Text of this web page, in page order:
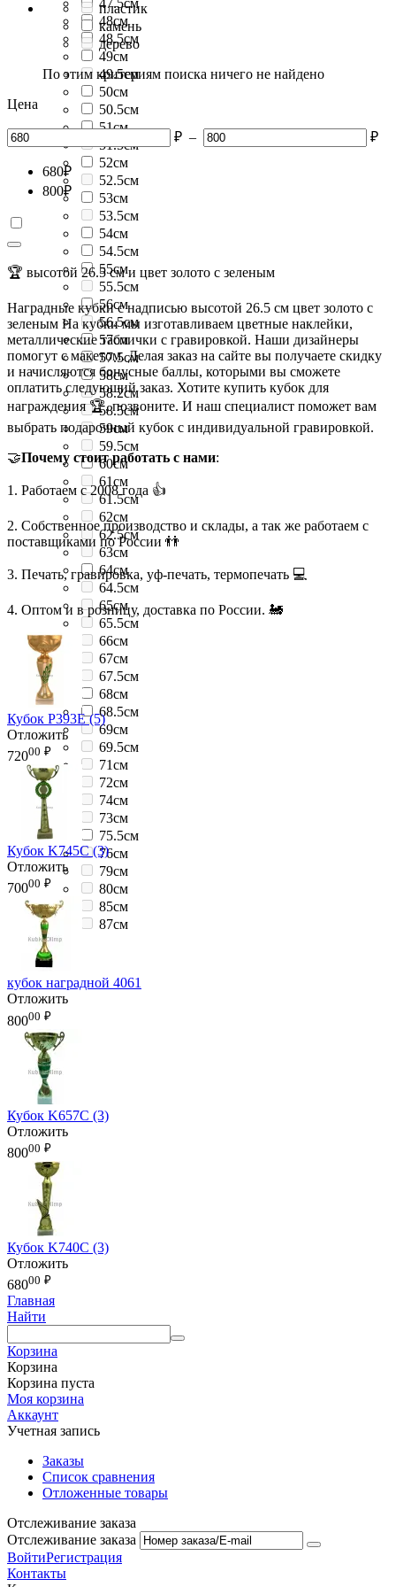
48см
48.5см
49см
49.5см
50см
50.5см
51см
51.5см
52см
52.5см
53см
53.5см
54см
54.5см
55см
55.5см
56см
56.5см
57см
57.5см
58см
58.2см
58.5см
59см
59.5см
60см
61см
61.5см
62см
62.5см
63см
64см
64.5см
65см
65.5см
66см
67см
67.5см
68см
68.5см
69см
69.5см
71см
72см
74см
73см
75.5см
76см
79см
80см
85см
87см
пластик
камень
дерево
По этим критериям поиска ничего не найдено
Цена
₽ – ₽
680₽
800₽
🏆 высотой 26.5 см и цвет золото с зеленым
Наградные кубки с надписью высотой 26.5 см цвет золото с
зеленым На кубки мы изготавливаем цветные наклейки,
металлические таблички с гравировкой. Наши дизайнеры
помогут с макетом. Делая заказ на сайте вы получаете скидку
и начисляются бонусные баллы, которыми вы сможете
оплатить следующий заказ. Хотите купить кубок для
награждения 🏆, позвоните. И наш специалист поможет вам
выбрать подарочный кубок с индивидуальной гравировкой.
🤝Почему стоит работать с нами:
1. Работаем с 2008 года 👍
2. Собственное производство и склады, а так же работаем с
поставщиками по России 👬
3. Печать, гравировка, уф-печать, термопечать 💻
4. Оптом и в розницу, доставка по России. 🚂
Кубок P393E (5)
Отложить
72000 ₽
Кубок K745C (3)
Отложить
70000 ₽
кубок наградной 4061
Отложить
80000 ₽
Кубок K657C (3)
Отложить
80000 ₽
Кубок K740C (3)
Отложить
68000 ₽
Главная
Найти
Корзина
Корзина
Корзина пуста
Моя корзина
Аккаунт
Учетная запись
Заказы
Список сравнения
Отложенные товары
Отслеживание заказа
Отслеживание заказа
ВойтиРегистрация
Контакты